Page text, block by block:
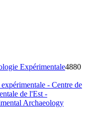
Expérimentale4880
- Centre de
de l'Est -
Archaeology